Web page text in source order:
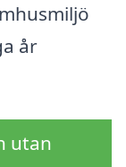
år
utan